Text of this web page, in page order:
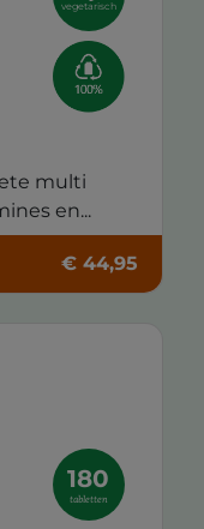
vegetarisch
multi
en...
€ 44,95
180
tabletten